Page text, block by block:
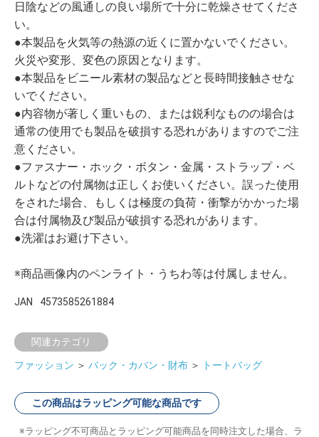
日陰などの風通しの良い場所で十分に乾燥させてくださ
い。
●本製品を火気等の熱源の近くに置かないでください。
火災や変形、変色の原因となります。
●本製品をビニール素材の製品などと長時間接触させな
いでください。
●内容物が著しく重いもの、または鋭利なものの場合は
通常の使用でも製品を破損する恐れがありますのでご注
意ください。
●ファスナー・ホック・ボタン・金属・ストラップ・ベ
ルトなどの付属物は正しくお使いください。誤った使用
をされた場合、もしくは極度の負荷・衝撃がかかった場
合は付属物及び製品が破損する恐れがあります。
●洗濯はお避け下さい。
※商品画像内のペンライト・うちわ等は付属しません。
JAN 4573585261884
関連カテゴリ
ファッション ＞ バック・カバン・財布 ＞ トートバッグ
この商品はラッピング可能な商品です
ラッピング不可商品とラッピング可能商品を同時注文した場合、ラ